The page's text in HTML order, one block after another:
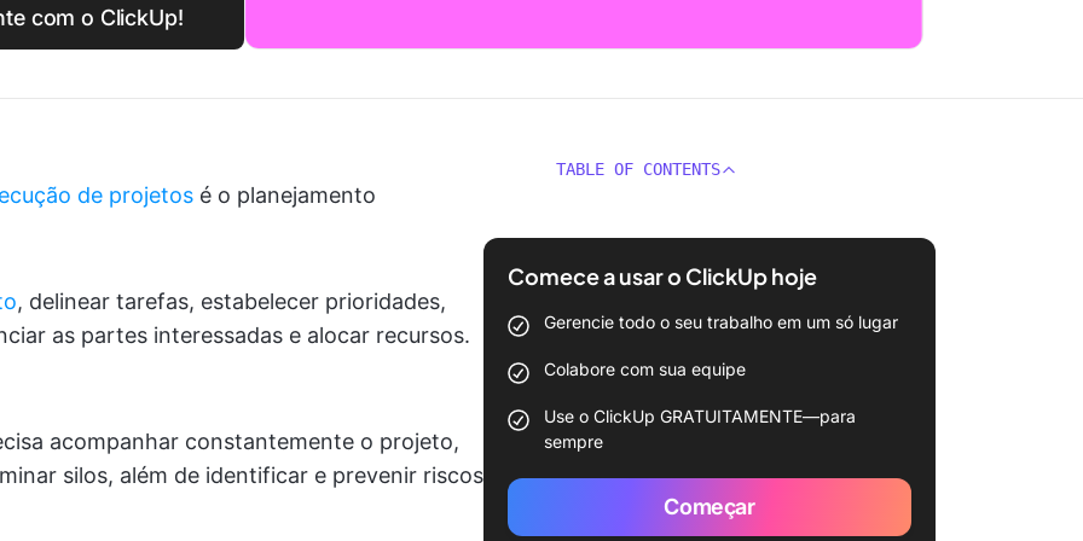
com o ClickUp!
de projetos é o planejamento
, delinear tarefas, estabelecer prioridades,
as partes interessadas e alocar recursos.
acompanhar constantemente o projeto,
silos, além de identificar e prevenir riscos
TABLE OF CONTENTS
Comece a usar o ClickUp hoje
Gerencie todo o seu trabalho em um só lugar
Colabore com sua equipe
Use o ClickUp GRATUITAMENTE—para
sempre
Começar